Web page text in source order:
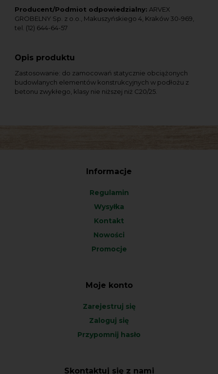
Producent/Podmiot odpowiedzialny: ARVEX
GROBELNY Sp. z o.o., Makuszyńskiego 4, Kraków 30-969,
tel. (12) 644-64-57
Opis produktu
Zastosowanie: do zamocowań statycznie obciążonych
budowlanych elementów konstrukcyjnych w podłożu z
betonu zwykłego, klasy nie niższej niż C20/25.
Informacje
Regulamin
Wysyłka
Kontakt
Nowości
Promocje
Moje konto
Zarejestruj się
Zaloguj się
Przypomnij hasło
Skontaktuj się z nami